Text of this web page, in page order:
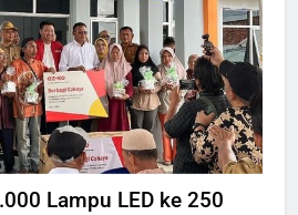
Lampu LED ke 250